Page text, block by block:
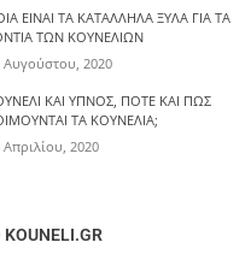
ΕΊΝΑΙ ΤΑ ΚΑΤΆΛΛΗΛΑ ΞΎΛΑ ΓΙΑ ΤΑ
ΤΩΝ ΚΟΥΝΕΛΙΏΝ
Αυγούστου, 2020
ΚΑΙ ΎΠΝΟΣ, ΠΌΤΕ ΚΑΙ ΠΩΣ
ΤΑ ΚΟΥΝΈΛΙΑ;
Απριλίου, 2020